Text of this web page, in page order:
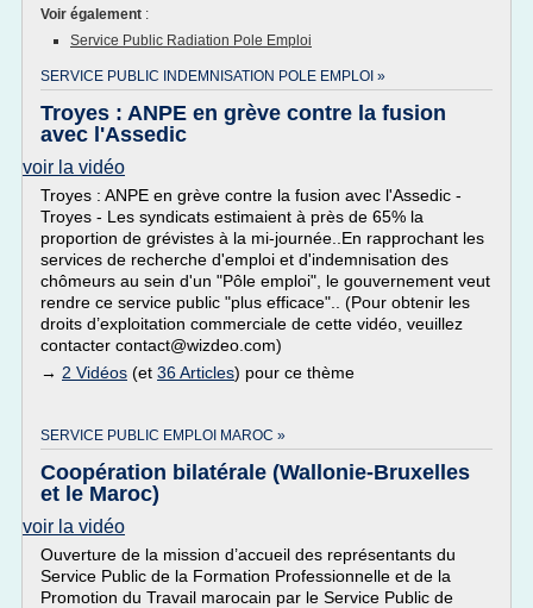
Voir également :
Service Public Radiation Pole Emploi
SERVICE PUBLIC INDEMNISATION POLE EMPLOI »
Troyes : ANPE en grève contre la fusion
avec l'Assedic
voir la vidéo
Troyes : ANPE en grève contre la fusion avec l'Assedic -
Troyes - Les syndicats estimaient à près de 65% la
proportion de grévistes à la mi-journée..En rapprochant les
services de recherche d'emploi et d'indemnisation des
chômeurs au sein d'un "Pôle emploi", le gouvernement veut
rendre ce service public "plus efficace".. (Pour obtenir les
droits d’exploitation commerciale de cette vidéo, veuillez
contacter contact@wizdeo.com)
→ 2 Vidéos (et 36 Articles) pour ce thème
SERVICE PUBLIC EMPLOI MAROC »
Coopération bilatérale (Wallonie-Bruxelles
et le Maroc)
voir la vidéo
Ouverture de la mission d’accueil des représentants du
Service Public de la Formation Professionnelle et de la
Promotion du Travail marocain par le Service Public de